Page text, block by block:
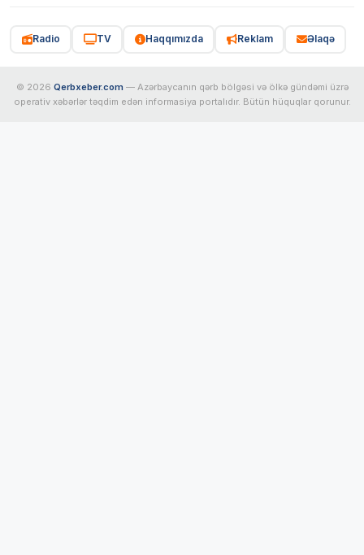
Radio TV Haqqımızda Reklam Əlaqə
© 2026 Qerbxeber.com — Azərbaycanın qərb bölgəsi və ölkə gündəmi üzrə
operativ xəbərlər təqdim edən informasiya portalıdır. Bütün hüquqlar qorunur.